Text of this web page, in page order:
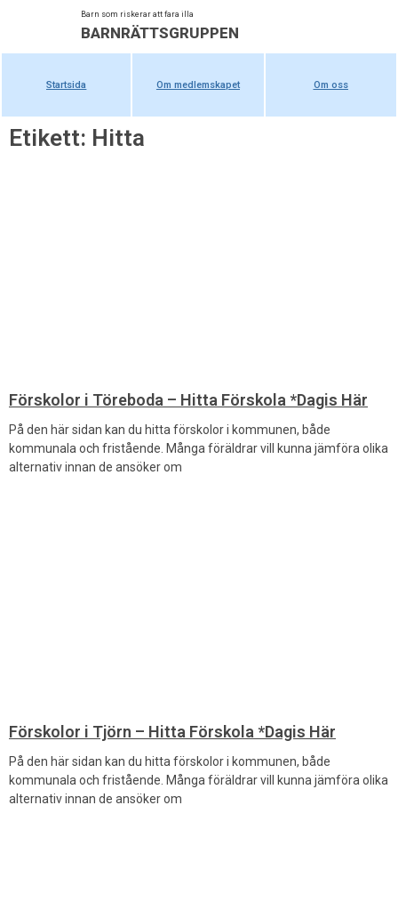
Barn som riskerar att fara illa
BARNRÄTTSGRUPPEN
Startsida Om medlemskapet Om oss
Etikett: Hitta
Förskolor i Töreboda – Hitta Förskola *Dagis Här
På den här sidan kan du hitta förskolor i kommunen, både
kommunala och fristående. Många föräldrar vill kunna jämföra olika
alternativ innan de ansöker om
Förskolor i Tjörn – Hitta Förskola *Dagis Här
På den här sidan kan du hitta förskolor i kommunen, både
kommunala och fristående. Många föräldrar vill kunna jämföra olika
alternativ innan de ansöker om